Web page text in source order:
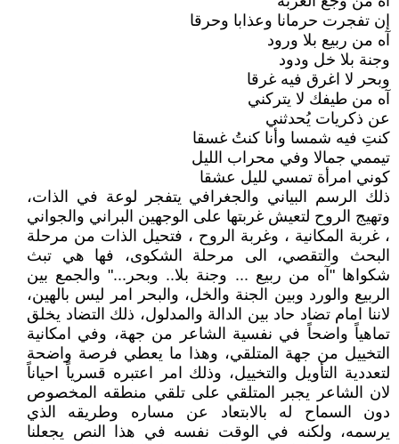
إن تفجرت حرمانا وعذابا وحرقا
آه من ربيع بلا ورود
وجنة بلا خل ودود
وبحر لا اغرق فيه غرقا
آه من طيفك لا يتركني
عن ذكريات يُحدثني
كنتِ فيه شمسا وأنا كنتُ غسقا
تيممي جمالا وفي محراب الليل
كوني امرأة تمسي لليل عشقا
ذلك الرسم البياني والجغرافي يتفجر لوعة في الذات،
وتهيج الروح لتعيش غربتها على الوجهين البراني والجواني
، غربة المكانية ، وغربة الروح ، فتحيل الذات من مرحلة
البحث والتقصي، الى مرحلة الشكوى، فها هي تبث
شكواها "آه من ربيع ... وجنة بلا.. وبحر..." والجمع بين
الربيع والورد وبين الجنة والخل، والبحر امر ليس بالهين،
لاننا امام تضاد حاد بين الدالة والمدلول، ذلك التضاد يخلق
تماهياً واضحاً في نفسية الشاعر من جهة، وفي امكانية
التخييل من جهة المتلقي، وهذا ما يعطي فرصة واضحة
لتعددية التأويل والتخييل، وذلك امر اعتبره قسرياً احياناً
لان الشاعر يجبر المتلقي على تلقي منطقه المخصوص
دون السماح له بالابتعاد عن مساره وطريقه الذي
يرسمه، ولكنه في الوقت نفسه في هذا النص يجعلنا